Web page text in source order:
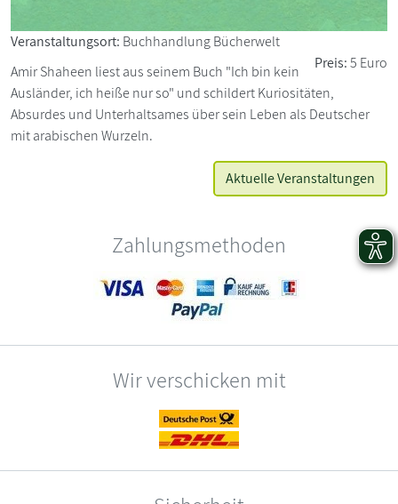
Veranstaltungsort: Buchhandlung Bücherwelt
Preis:5 Euro
Amir Shaheen liest aus seinem Buch "Ich bin kein
Ausländer, ich heiße nur so" und schildert Kuriositäten,
Absurdes und Unterhaltsames über sein Leben als Deutscher
mit arabischen Wurzeln.
Aktuelle Veranstaltungen
Zahlungsmethoden
Wir verschicken mit